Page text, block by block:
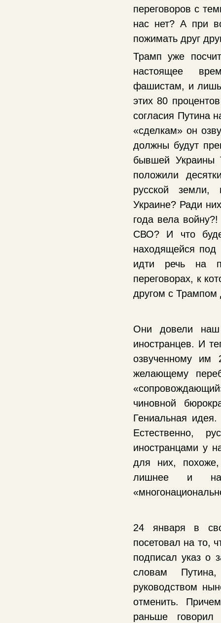
переговоров с
нас нет? А при
пожимать друг
Трамп уже
настоящее
фашистам, и
этих 80
согласия Путина
«сделкам» он
должны будут
бывшей
положили
русской земли,
Украине? Ради
года вела
СВО? И что
находящейся
идти речь на
переговорах, к
другом с Трампом
Они довели
иностранцев. И
озвученному им
желающему
чиновной
Гениальная
Естественно,
иностранцами у
для них,
лишнее и
24 января в
посетовал на то,
подписал указ о
словам
руководством
отменить.
раньше